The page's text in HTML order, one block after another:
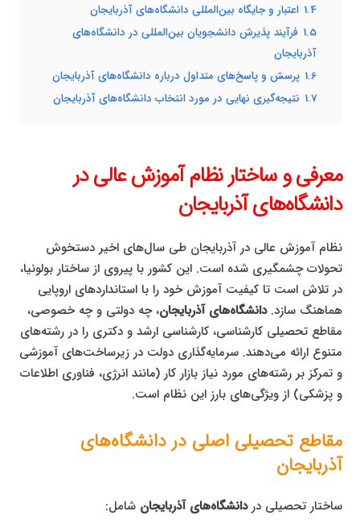
1.4 اعتبار و جایگاه بین‌المللی دانشگاه‌های آذربایجان
1.5 فرآیند پذیرش دانشجویان بین‌المللی در دانشگاه‌های
آذربایجان
1.6 پرسش و پاسخ‌های متداول درباره دانشگاه‌های آذربایجان
1.7 نتیجه‌گیری نهایی در مورد انتخاب دانشگاه‌های آذربایجان
معرفی و ساختار نظام آموزش عالی در
دانشگاه‌های آذربایجان
نظام آموزش عالی در آذربایجان طی سال‌های اخیر دستخوش
تحولات چشمگیری شده است. این کشور با پیروی از ساختار بولونیا،
در تلاش است تا کیفیت آموزش خود را با استانداردهای اروپایی
هماهنگ سازد.دانشگاه‌های آذربایجان، چه دولتی و چه خصوصی،
مقاطع تحصیلی کارشناسی، کارشناسی ارشد و دکتری را در رشته‌های
متنوع ارائه می‌دهند. سرمایه‌گذاری دولت در زیرساخت‌های آموزشی
و تمرکز بر رشته‌های مورد نیاز بازار کار (مانند انرژی، فناوری اطلاعات
و پزشکی) از ویژگی‌های بارز این نظام است.
مقاطع تحصیلی اصلی در دانشگاه‌های
آذربایجان
ساختار تحصیلی دردانشگاه‌های آذربایجان شامل: